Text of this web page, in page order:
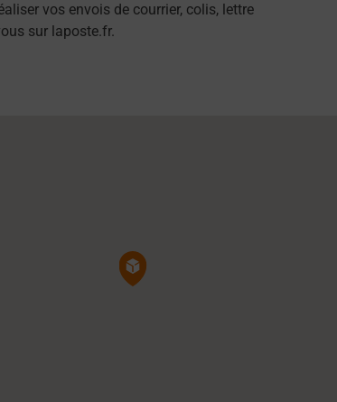
vos envois de courrier, colis, lettre
sur laposte.fr.
Pin de la carte